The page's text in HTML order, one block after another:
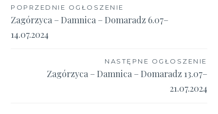
Nawigacja
wpisu
POPRZEDNIE OGŁOSZENIE
Zagórzyca – Damnica – Domaradz 6.07–
14.07.2024
NASTĘPNE OGŁOSZENIE
Zagórzyca – Damnica – Domaradz 13.07–
21.07.2024